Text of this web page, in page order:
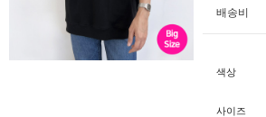
배송비
색상
사이즈